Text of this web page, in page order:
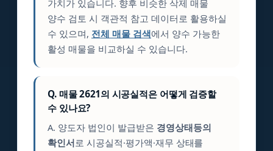
가치가 있습니다. 향후 비슷한 삭제 매물
양수 검토 시 객관적 참고 데이터로 활용하실
수 있으며, 전체 매물 검색에서 양수 가능한
활성 매물을 비교하실 수 있습니다.
Q. 매물 2621의 시공실적은 어떻게 검증할
수 있나요?
A. 양도자 법인이 발급받은 경영상태등의
확인서로 시공실적·평가액·재무 상태를